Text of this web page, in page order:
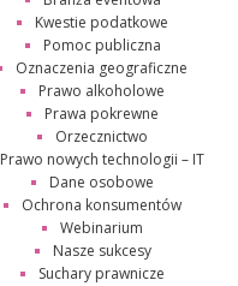
Kwestie podatkowe
Pomoc publiczna
Oznaczenia geograficzne
Prawo alkoholowe
Prawa pokrewne
Orzecznictwo
Prawo nowych technologii – IT
Dane osobowe
Ochrona konsumentów
Webinarium
Nasze sukcesy
Suchary prawnicze